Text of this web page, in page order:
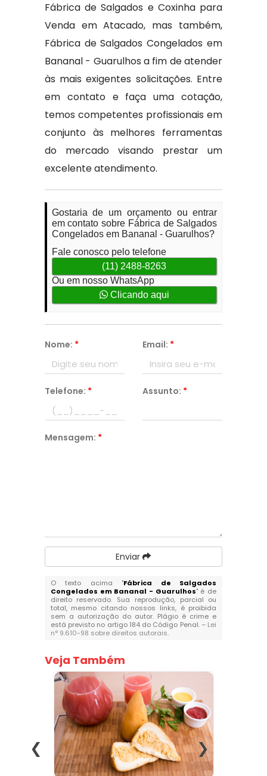
Fábrica de Salgados e Coxinha para
Venda em Atacado, mas também,
Fábrica de Salgados Congelados em
Bananal - Guarulhos a fim de atender
às mais exigentes solicitações. Entre
em contato e faça uma cotação,
temos competentes profissionais em
conjunto às melhores ferramentas
do mercado visando prestar um
excelente atendimento.
Gostaria de um orçamento ou entrar
em contato sobre Fábrica de Salgados
Congelados em Bananal - Guarulhos?
Fale conosco pelo telefone
(11) 2488-8263
Ou em nosso WhatsApp
Clicando aqui
Nome: * Email: *
Telefone: * Assunto: *
Mensagem: *
Enviar
O texto acima "Fábrica de Salgados
Congelados em Bananal - Guarulhos" é de
direito reservado. Sua reprodução, parcial ou
total, mesmo citando nossos links, é proibida
sem a autorização do autor. Plágio é crime e
está previsto no artigo 184 do Código Penal. – Lei
n° 9.610-98 sobre direitos autorais.
Veja Também